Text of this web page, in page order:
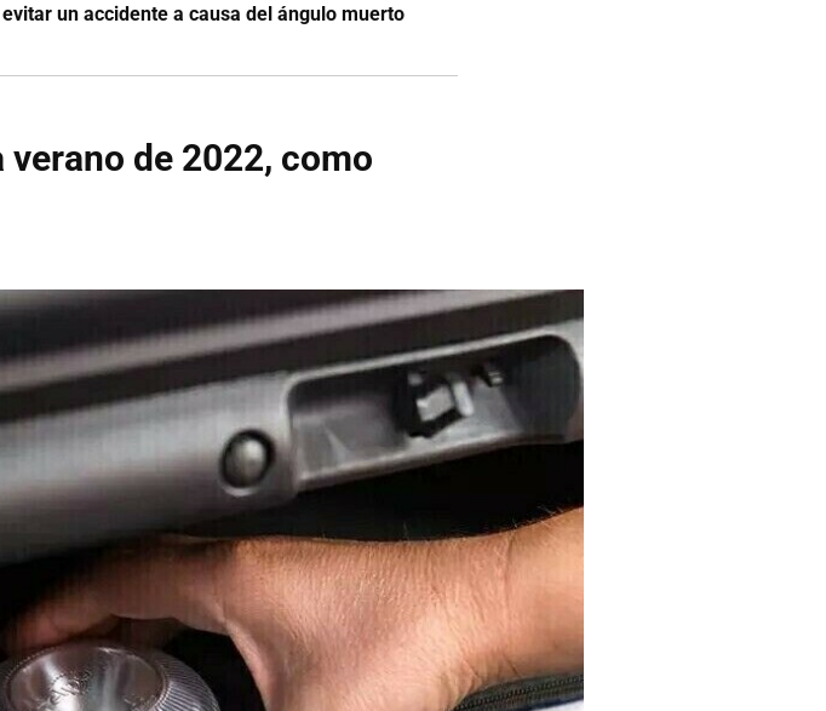
un accidente a causa del ángulo muerto
de 2022, como